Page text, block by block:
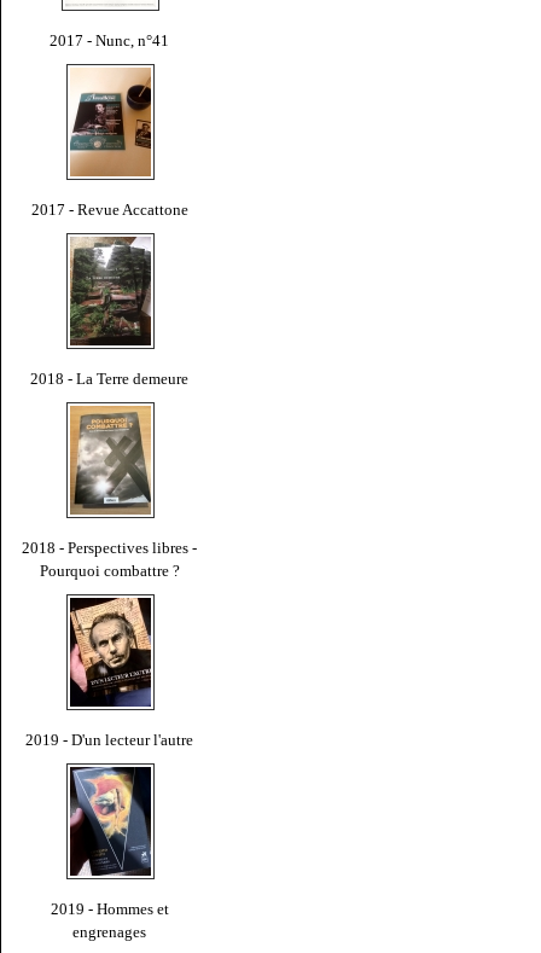
2017 - Nunc, n°41
2017 - Revue Accattone
2018 - La Terre demeure
2018 - Perspectives libres -
Pourquoi combattre ?
2019 - D'un lecteur l'autre
2019 - Hommes et
engrenages